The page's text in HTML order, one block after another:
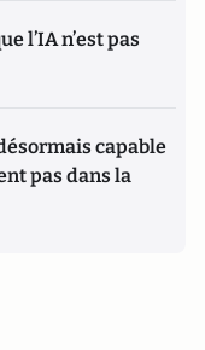
l’IA n’est pas
capable
pas dans la